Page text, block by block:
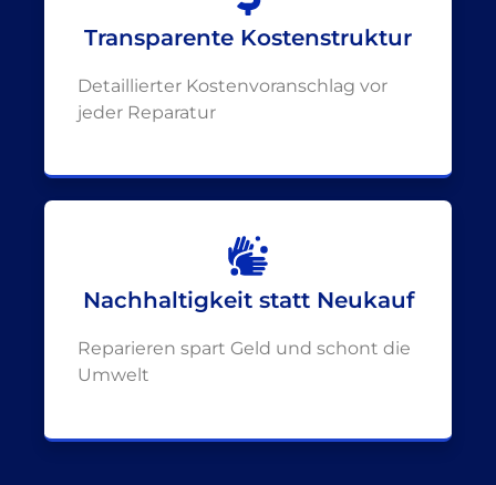
Transparente Kostenstruktur
Detaillierter Kostenvoranschlag vor
jeder Reparatur
Nachhaltigkeit statt Neukauf
Reparieren spart Geld und schont die
Umwelt